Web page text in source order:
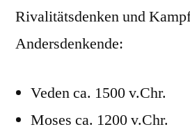
Rivalitätsdenken und
Andersdenkende:
Veden ca. 1500 v.Chr.
Moses ca. 1200 v.Chr.